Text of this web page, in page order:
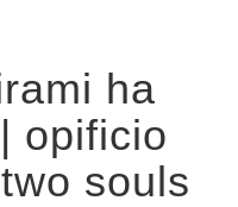
ha
opificio
souls